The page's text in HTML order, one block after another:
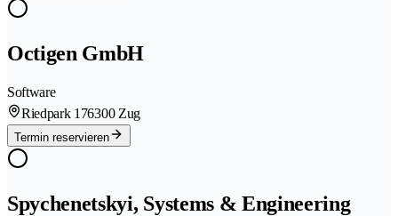
Octigen GmbH
Software
Riedpark 176300 Zug
Termin reservieren
Spychenetskyi, Systems & Engineering